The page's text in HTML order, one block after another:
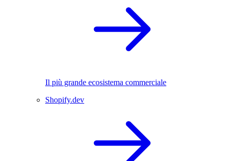
Il più grande ecosistema commerciale
Shopify.dev